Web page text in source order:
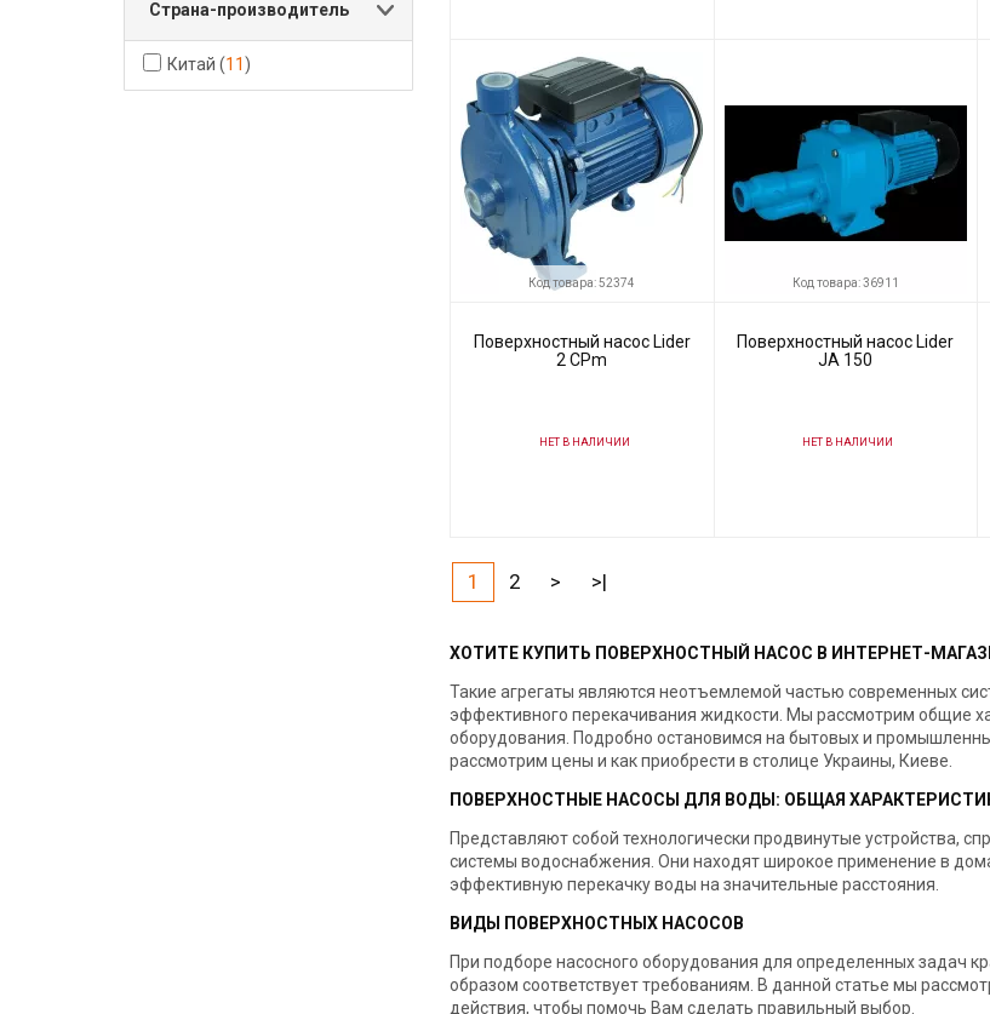
Страна-производитель
Китай (11 )
Код товара: 52374
Поверхностный насос Lider
2 CPm
НЕТ В НАЛИЧИИ
Код товара: 36911
Поверхностный насос Lider
JA 150
НЕТ В НАЛИЧИИ
1 2 > >|
ХОТИТЕ КУПИТЬ ПОВЕРХНОСТНЫЙ НАСОС В ИНТЕРНЕТ-
Такие агрегаты являются неотъемлемой частью современных
эффективного перекачивания жидкости. Мы рассмотрим общие
оборудования. Подробно остановимся на бытовых и
рассмотрим цены и как приобрести в столице Украины, Киеве.
ПОВЕРХНОСТНЫЕ НАСОСЫ ДЛЯ ВОДЫ: ОБЩАЯ
Представляют собой технологически продвинутые устройства,
системы водоснабжения. Они находят широкое применение в
эффективную перекачку воды на значительные расстояния.
ВИДЫ ПОВЕРХНОСТНЫХ НАСОСОВ
При подборе насосного оборудования для определенных задач
образом соответствует требованиям. В данной статье мы
действия, чтобы помочь Вам сделать правильный выбор.